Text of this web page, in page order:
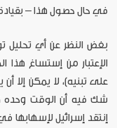
في حال حصول هذا –
بغض النظر عن أي تحليل
الإعتبار من إستساغ هذا
على تبنيه)، لا يمكن إلا
شك فيه أن الوقت وحده
إنتقد إسرائيل لإسهابها